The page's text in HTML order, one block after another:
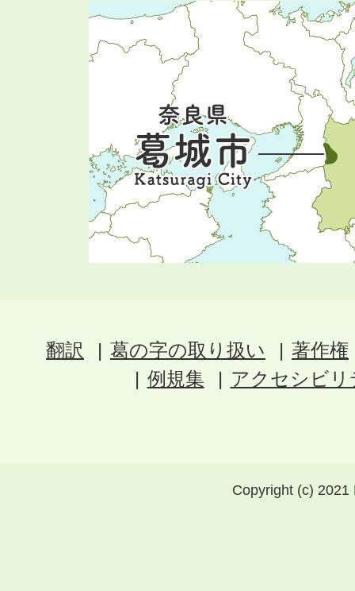
翻訳 葛の字の取り扱い
著作権
例規集
アクセシビ
Copyright (c)